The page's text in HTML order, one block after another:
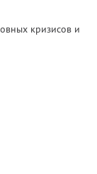
кризисов и